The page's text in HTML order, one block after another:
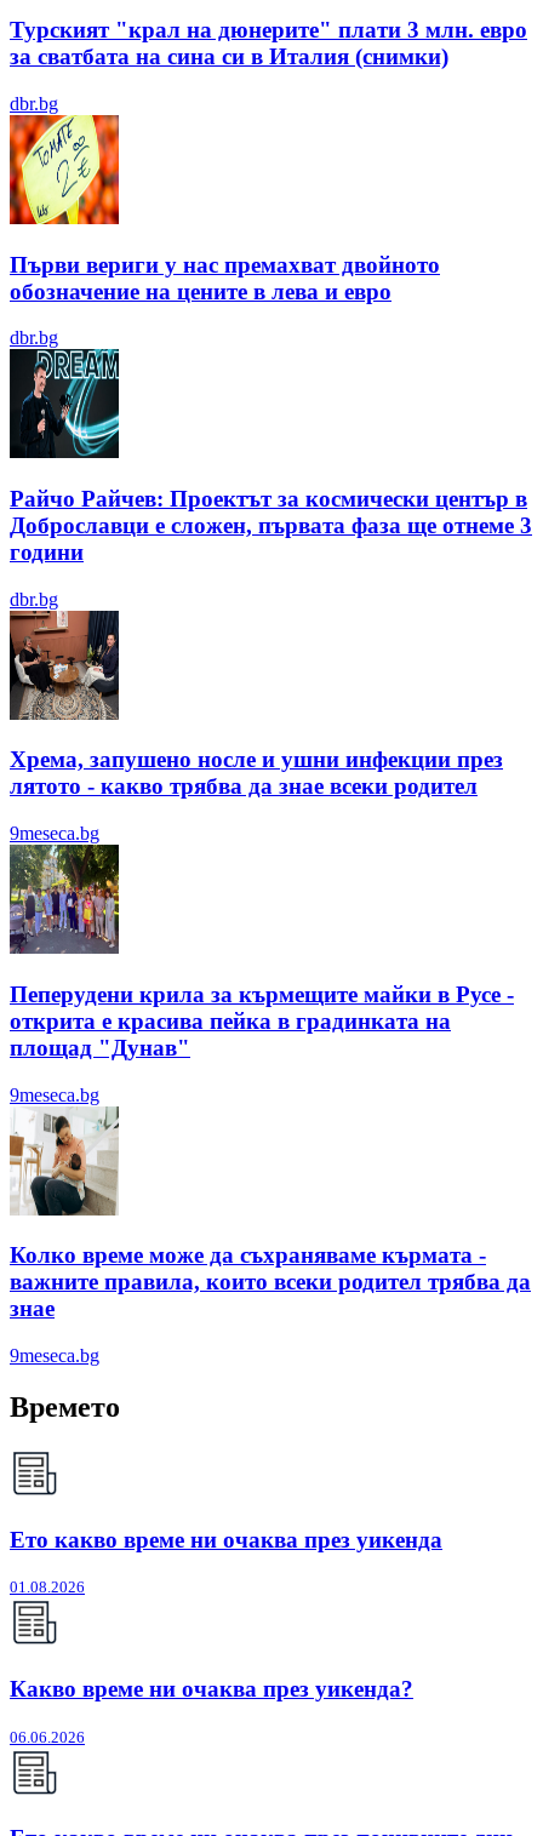
Турският "крал на дюнерите" плати 3 млн. евро
за сватбата на сина си в Италия (снимки)
dbr.bg
Първи вериги у нас премахват двойното
обозначение на цените в лева и евро
dbr.bg
Райчо Райчев: Проектът за космически център в
Доброславци е сложен, първата фаза ще отнеме 3
години
dbr.bg
Хрема, запушено носле и ушни инфекции през
лятотo - какво трябва да знае всеки родител
9meseca.bg
Пеперудени крила за кърмещите майки в Русе -
открита е красива пейка в градинката на
площад "Дунав"
9meseca.bg
Колко време може да съхраняваме кърмата -
важните правила, които всеки родител трябва да
знае
9meseca.bg
Времето
Ето какво време ни очаква през уикенда
01.08.2026
Какво време ни очаква през уикенда?
06.06.2026